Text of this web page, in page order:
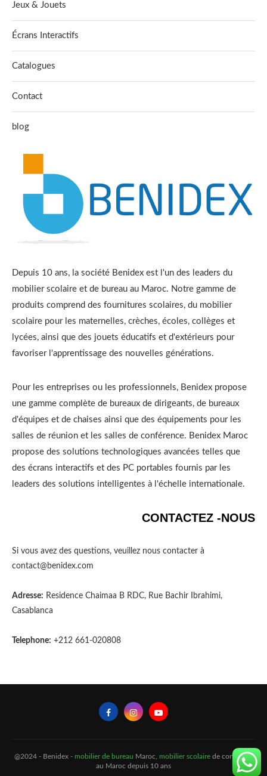
Jeux & Jouets
Écrans Interactifs
Catalogues
Contact
blog
Depuis 10 ans, la société Benidex est l'un des leaders du
mobilier scolaire et de bureau au Maroc. Notre gamme de
produits comprend des fournitures scolaires, du mobilier
scolaire pour les maternelles, crèches, écoles, collèges et
lycées, ainsi que des jouets éducatifs et d'extérieurs pour
favoriser l'apprentissage des nouvelles générations.
Pour les entreprises ou les professionnels, Benidex propose
une gamme complète de bureaux de dirigeants, de bureaux
d'équipes et de chaises ainsi que des équipements pour les
salles de réunion et les salles de conférence. Benidex Maroc
propose des solutions technologiques avancées telles que
des écrans interactifs et des PC portables fournis par les
leaders des solutions intelligentes à l'échelle internationale.
CONTACTEZ -NOUS
Si vous avez des questions, veuillez nous contacter à
contact@benidex.com
Adresse: Residence Chaimaa B RDC, Rue Bachir Ibrahimi,
Casablanca
Telephone: +212 661-020808
@2024 - Benidex - mobilier de bureau Maroc, mobilier scolaire de confiance
au Maroc depuis 10 ans